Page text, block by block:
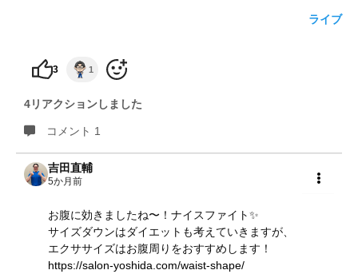
ライブ
3 1
4リアクションしました
コメント 1
吉田直輔
5か月前
お腹に効きましたね〜！ナイスファイト✨
サイズダウンはダイエットも考えていきますが、
エクササイズはお腹周りをおすすめします！
https://salon-yoshida.com/waist-shape/